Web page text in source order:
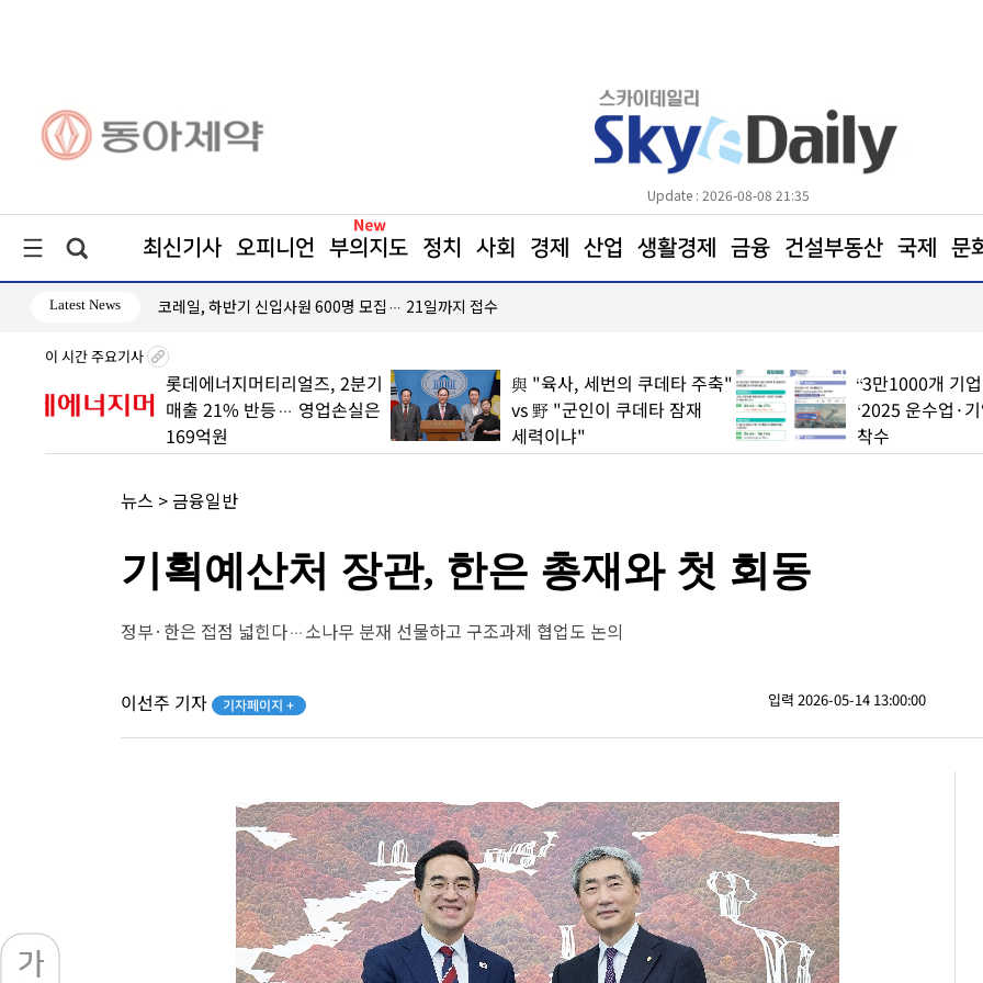
Update : 2026-08-08 21:35
최신기사 오피니언 부의지도 정치 사회 경제 산업 생활경제 금융 건설부동산 국제 문
Latest News
방안 발표" 코레일, 하반기 신입사원 600명 모집… 21일까지 접수
이 시간 주요기사
롯데에너지머티리얼즈, 2분기
매출 21% 반등… 영업손실은
169억원
與 "육사, 세번의 쿠데타 주축"
vs 野 "군인이 쿠데타 잠재
세력이냐"
“3만1000개 기
‘2025 운수업·
착수
뉴스 > 금융일반
기획예산처 장관, 한은 총재와 첫 회동
정부·한은 접점 넓힌다…소나무 분재 선물하고 구조과제 협업도 논의
이선주 기자 기자페이지 + 입력 2026-05-14 13:00:00